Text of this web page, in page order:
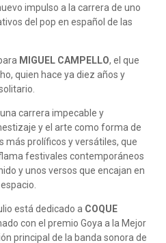
impulso a la carrera de uno
del pop en español de las
MIGUEL CAMPELLO, el que
quien hace ya diez años y
carrera impecable y
y el arte como forma de
más prolíficos y versátiles, que
festivales contemporáneos
y unos versos que encajan en
está dedicado a COQUE
con el premio Goya a la Mejor
principal de la banda sonora de